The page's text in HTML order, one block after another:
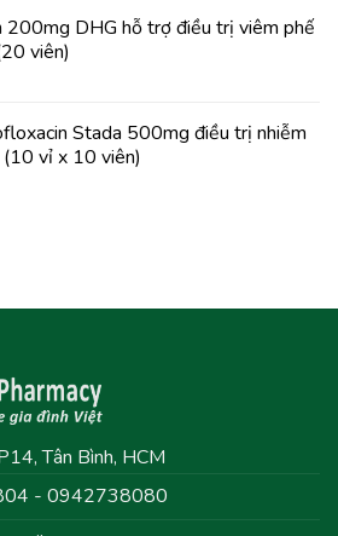
200mg DHG hỗ trợ điều trị viêm phế
viên)
Stada 500mg điều trị nhiễm
(10 vỉ x 10 viên)
Tân Bình, HCM
- 0942738080